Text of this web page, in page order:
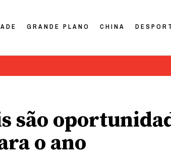
GRANDE PLANO CHINA
são
o ano